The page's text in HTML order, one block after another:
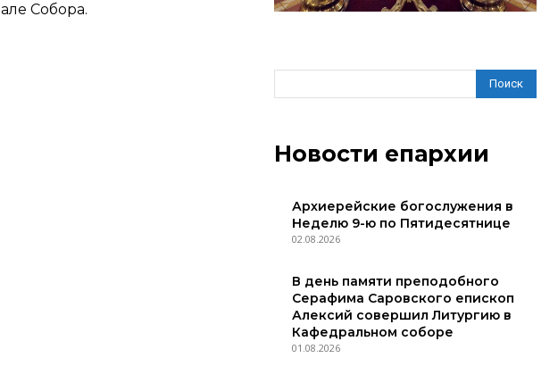
Собора.
Поиск
Новости епархии
Архиерейские богослужения в
Неделю 9-ю по Пятидесятнице
02.08.2026
В день памяти преподобного
Серафима Саровского епископ
Алексий совершил Литургию в
Кафедральном соборе
01.08.2026